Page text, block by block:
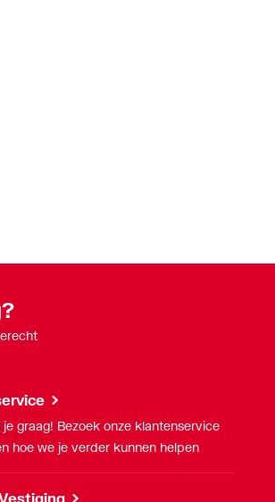
graag! Bezoek onze klantenservice
hoe we je verder kunnen helpen